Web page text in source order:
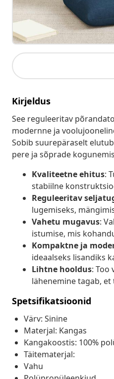
Kirjeldus
See reguleeritav
modernne ja
Sobib suurepäraselt
pere ja sõprade
Kvaliteetne ehitus:
stabiilne
Reguleeritav
lugemiseks,
Vahetu mugavus:
istumise, mis
Kompaktne ja
ideaalseks lisandiks
Lihtne hooldus: Too
lähenemine tagab,
Spetsifikatsioonid
Värv: Sinine
Materjal: Kangas
Kangakoostis: 100%
Täitematerjal:
Vahu